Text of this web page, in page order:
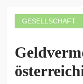
GESELLSCHAFT